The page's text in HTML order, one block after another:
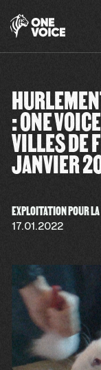
: ONE
VILLES DE
JANVIER
EXPLOITATION POUR
17.01.2022